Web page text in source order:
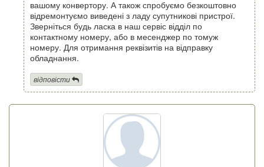
вашому конвертору. А також спробуємо безкоштовно
відремонтуємо виведені з ладу супутникові пристрої.
Зверніться будь ласка в наш сервіс відділ по
контактному номеру, або в месенджер по томуж
номеру. Для отримання реквізитів на відправку
обладнання.
відповісти